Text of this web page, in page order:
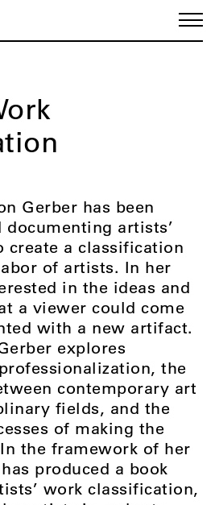
Gerber has been
documenting artists’
create a classification
of artists. In her
in the ideas and
a viewer could come
with a new artifact.
explores
the
contemporary art
fields, and the
of making the
the framework of her
produced a book
work classification,